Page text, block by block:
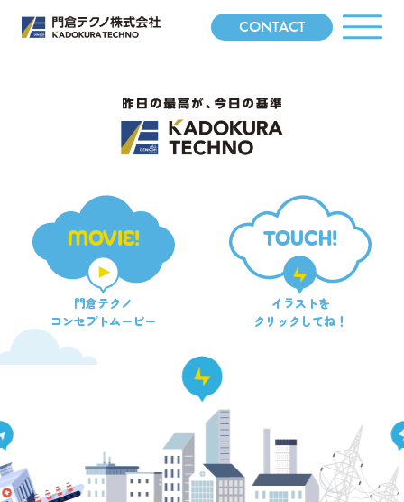
CONTACT
MOVIE!
門倉テクノ
コンセプトムービー
TOUCH!
イラストを
クリックしてね！